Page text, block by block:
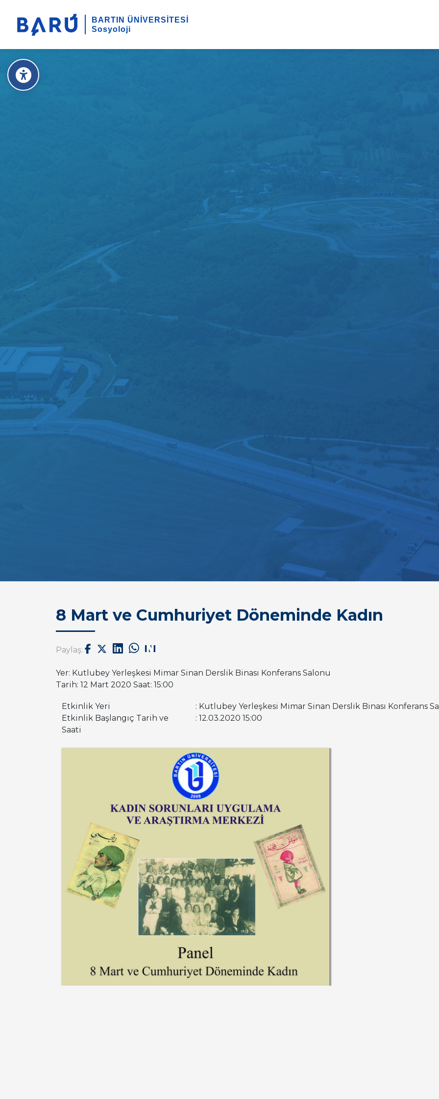
BARTIN ÜNİVERSİTESİ
Sosyoloji
8 Mart ve Cumhuriyet Döneminde Kadın
Paylaş:
Yer: Kutlubey Yerleşkesi Mimar Sinan Derslik Binası Konferans Salonu
Tarih: 12 Mart 2020 Saat: 15:00
Etkinlik Yeri
: Kutlubey Yerleşkesi Mimar Sinan Derslik Binası Konferans
Etkinlik Başlangıç Tarih ve
Saati
: 12.03.2020 15:00